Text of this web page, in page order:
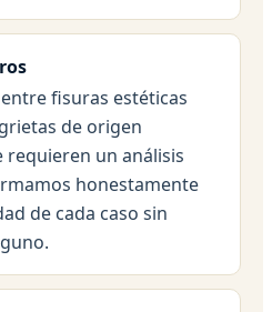
fisuras estéticas
de origen
un análisis
honestamente
de cada caso sin